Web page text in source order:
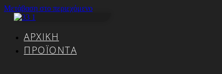
Μετάβαση στο περιεχόμενο
ΑΡΧΙΚΉ
ΠΡΟΪΌΝΤΑ